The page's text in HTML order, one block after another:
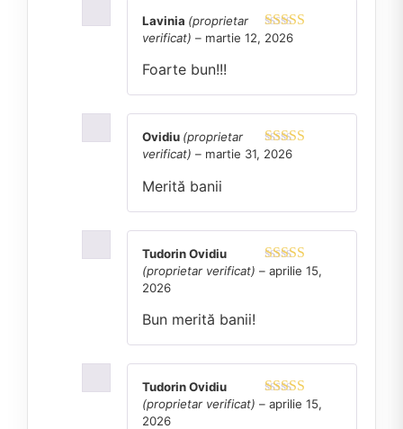
Evaluat la
Lavinia (proprietar
verificat) – martie 12, 2026
Foarte bun!!!
Evaluat la
Ovidiu (proprietar
verificat) – martie 31, 2026
Merită banii
Evaluat la
Tudorin Ovidiu
(proprietar verificat) – aprilie 15,
2026
Bun merită banii!
Evaluat la
Tudorin Ovidiu
(proprietar verificat) – aprilie 15,
2026